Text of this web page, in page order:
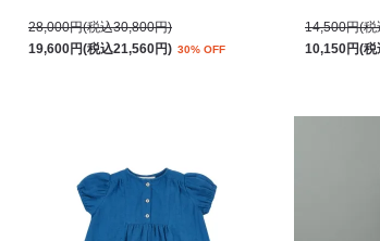
28,000円(税込30,800円)
19,600円(税込21,560円) 30% OFF
14,500円(
10,150円(